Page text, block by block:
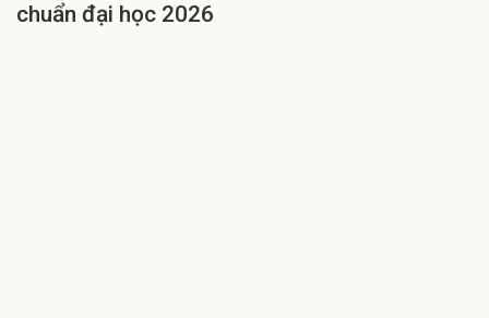
chuẩn đại học 2026